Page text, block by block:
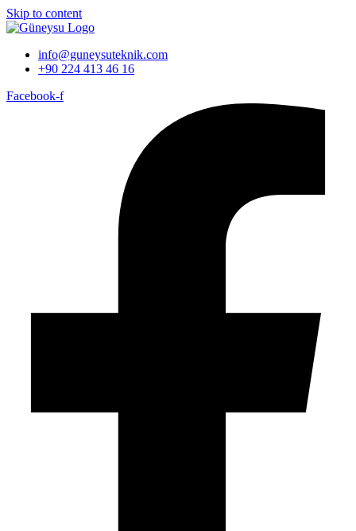
Skip to content
info@guneysuteknik.com
+90 224 413 46 16
Facebook-f